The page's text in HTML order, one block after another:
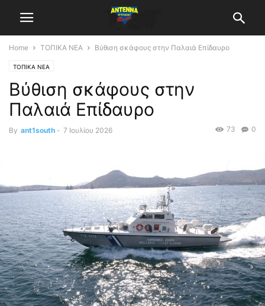
Home ΤΟΠΙΚΑ ΝΕΑ Βύθιση σκάφους στην Παλαιά Επίδαυρο
ΤΟΠΙΚΑ ΝΕΑ
Βύθιση σκάφους στην
Παλαιά Επίδαυρο
By ant1south - 7 Ιουλίου 2026 0
73